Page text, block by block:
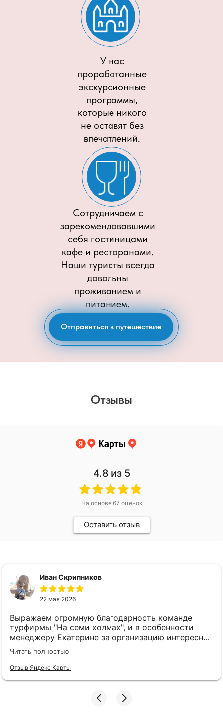
У нас
проработанные
экскурсионные
программы,
которые никого
не оставят без
впечатлений.
Сотрудничаем с
зарекомендовавшими
себя гостиницами
кафе и ресторанами.
Наши туристы всегда
довольны
проживанием и
питанием.
Отправиться в путешествие
Отзывы
4.8 из 5
На основе 67 оценок
Оставить отзыв
Иван Скрипников
22 мая 2026
Выражаем огромную благодарность команде
турфирмы "На семи холмах", и в особенности
менеджеру Екатерине за организацию интересной
экскурсии "Учись уму-разуму" в Коломенском.
Первоклашки и их родители были в восторге!
Узнали много нового, об обучении детей в старые
Читать полностью
Отзыв Яндекс Карты